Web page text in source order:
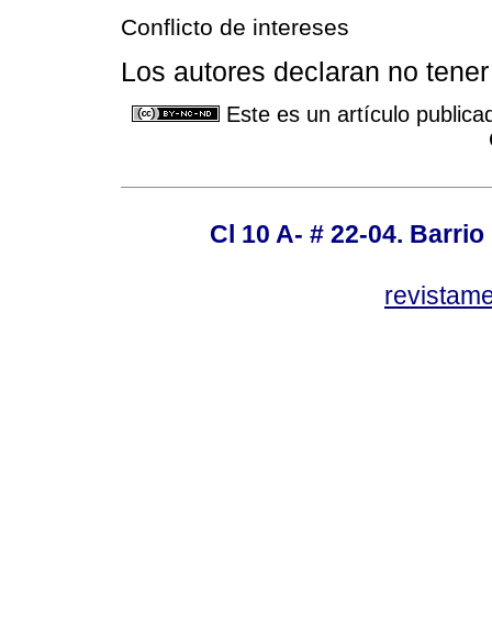
Conflicto de intereses
Los autores declaran no
Este es un artículo
Cl 10 A- # 22-04.